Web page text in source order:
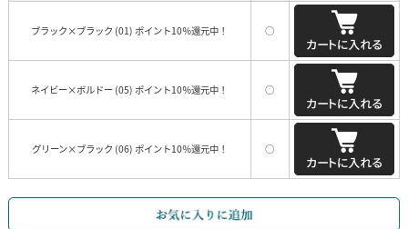
ブラック×ブラック (01) ポイント10％還元中！ ○
ネイビー×ボルドー (05) ポイント10％還元中！ ○
グリーン×ブラック (06) ポイント10％還元中！ ○